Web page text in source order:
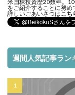
米国株投資歴20数年。
をご紹介することに努
詳しいごあいさつはこち
週間人気記事ラン